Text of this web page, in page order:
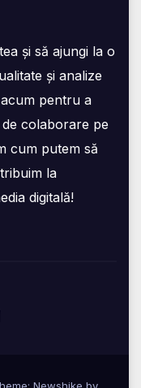
și să ajungi la o
și analize
pentru a
colaborare pe
cum putem să
la
digitală!
Newshike by